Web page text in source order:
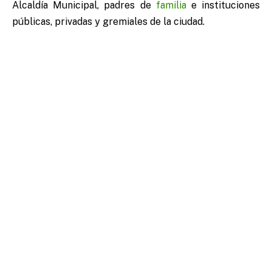
Alcaldía Municipal, padres de familiae instituciones
públicas, privadas y gremiales de la ciudad.